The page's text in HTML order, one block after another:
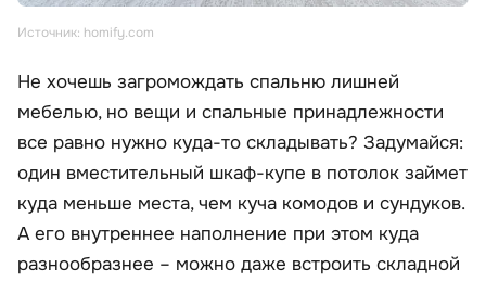
Источник: homify.com
Не хочешь загромождать спальню лишней
мебелью, но вещи и спальные принадлежности
все равно нужно куда-то складывать? Задумайся:
один вместительный шкаф-купе в потолок займет
куда меньше места, чем куча комодов и сундуков.
А его внутреннее наполнение при этом куда
разнообразнее – можно даже встроить складной